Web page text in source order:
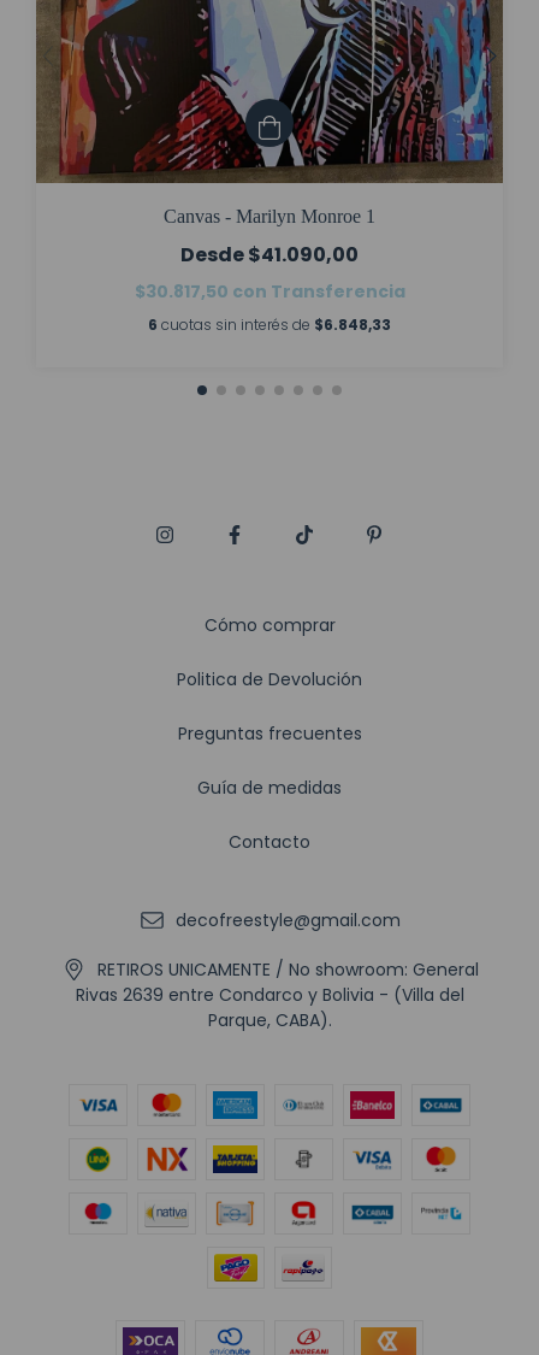
Canvas - Marilyn Monroe 1
$41.090,00
$30.817,50 con Transferencia
6 cuotas sin interés de $6.848,33
Cómo comprar
Politica de Devolución
Preguntas frecuentes
Guía de medidas
Contacto
decofreestyle@gmail.com
RETIROS UNICAMENTE / No showroom: General
Rivas 2639 entre Condarco y Bolivia - (Villa del
Parque, CABA).